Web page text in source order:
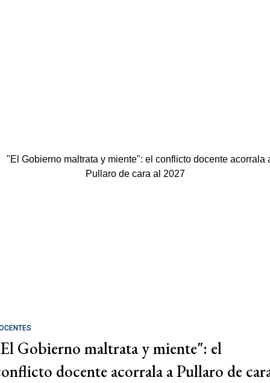
Gobierno maltrata y miente": el
docente acorrala a Pullaro de